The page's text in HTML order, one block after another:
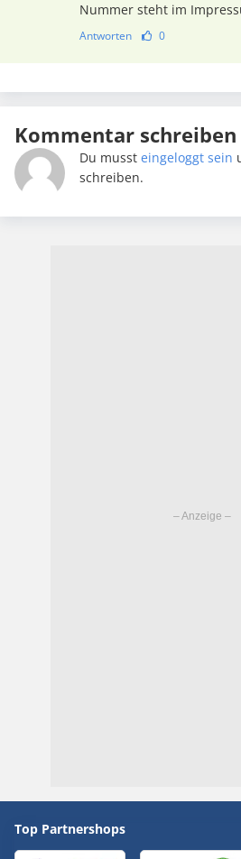
Nummer steht im
Antworten 0
Kommentar schreiben
Du musst eingeloggt sein
schreiben.
Top Partnershops